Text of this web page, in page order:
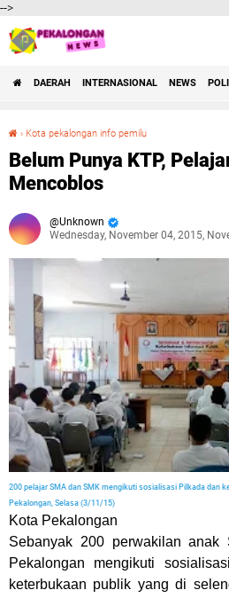
-->
DAERAH INTERNASIONAL NEWS
› Kota pekalongan info pemilu
Belum Punya KTP,
Mencoblos
Unknown
Wednesday, November 04, 2015,
200 pelajar SMA dan SMK mengikuti sosialisasi Pilkada dan
Pekalongan, Selasa (3/11/15)
Kota Pekalongan
Sebanyak 200 perwakilan
Pekalongan mengikuti
keterbukaan publik yang di